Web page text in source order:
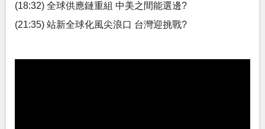
(18:32) 全球供應鏈重組 中美之間能選邊?
(21:35) 站新全球化風尖浪口 台灣迎挑戰?